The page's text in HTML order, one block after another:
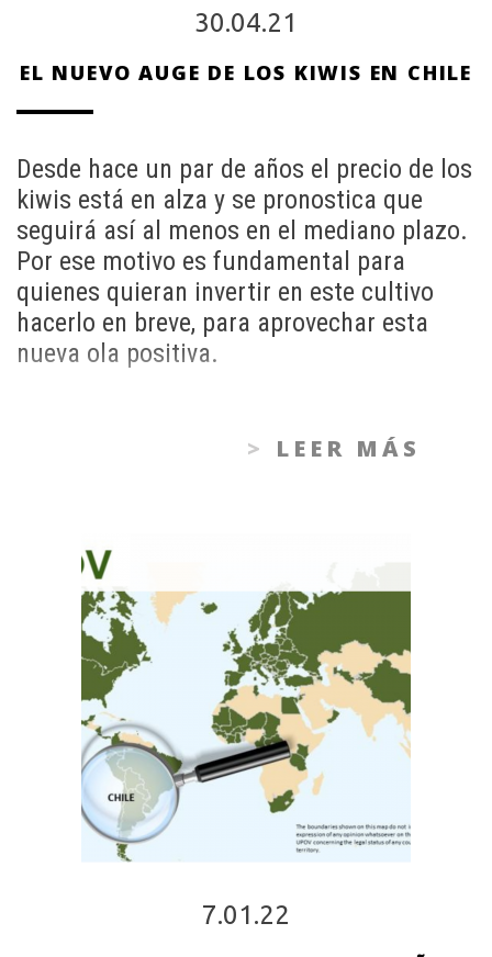
30.04.21
EL NUEVO AUGE DE LOS KIWIS EN CHILE
Desde hace un par de años el precio de los
kiwis está en alza y se pronostica que
seguirá así al menos en el mediano plazo.
Por ese motivo es fundamental para
quienes quieran invertir en este cultivo
hacerlo en breve, para aprovechar esta
nueva ola positiva.
LEER MÁS
7.01.22